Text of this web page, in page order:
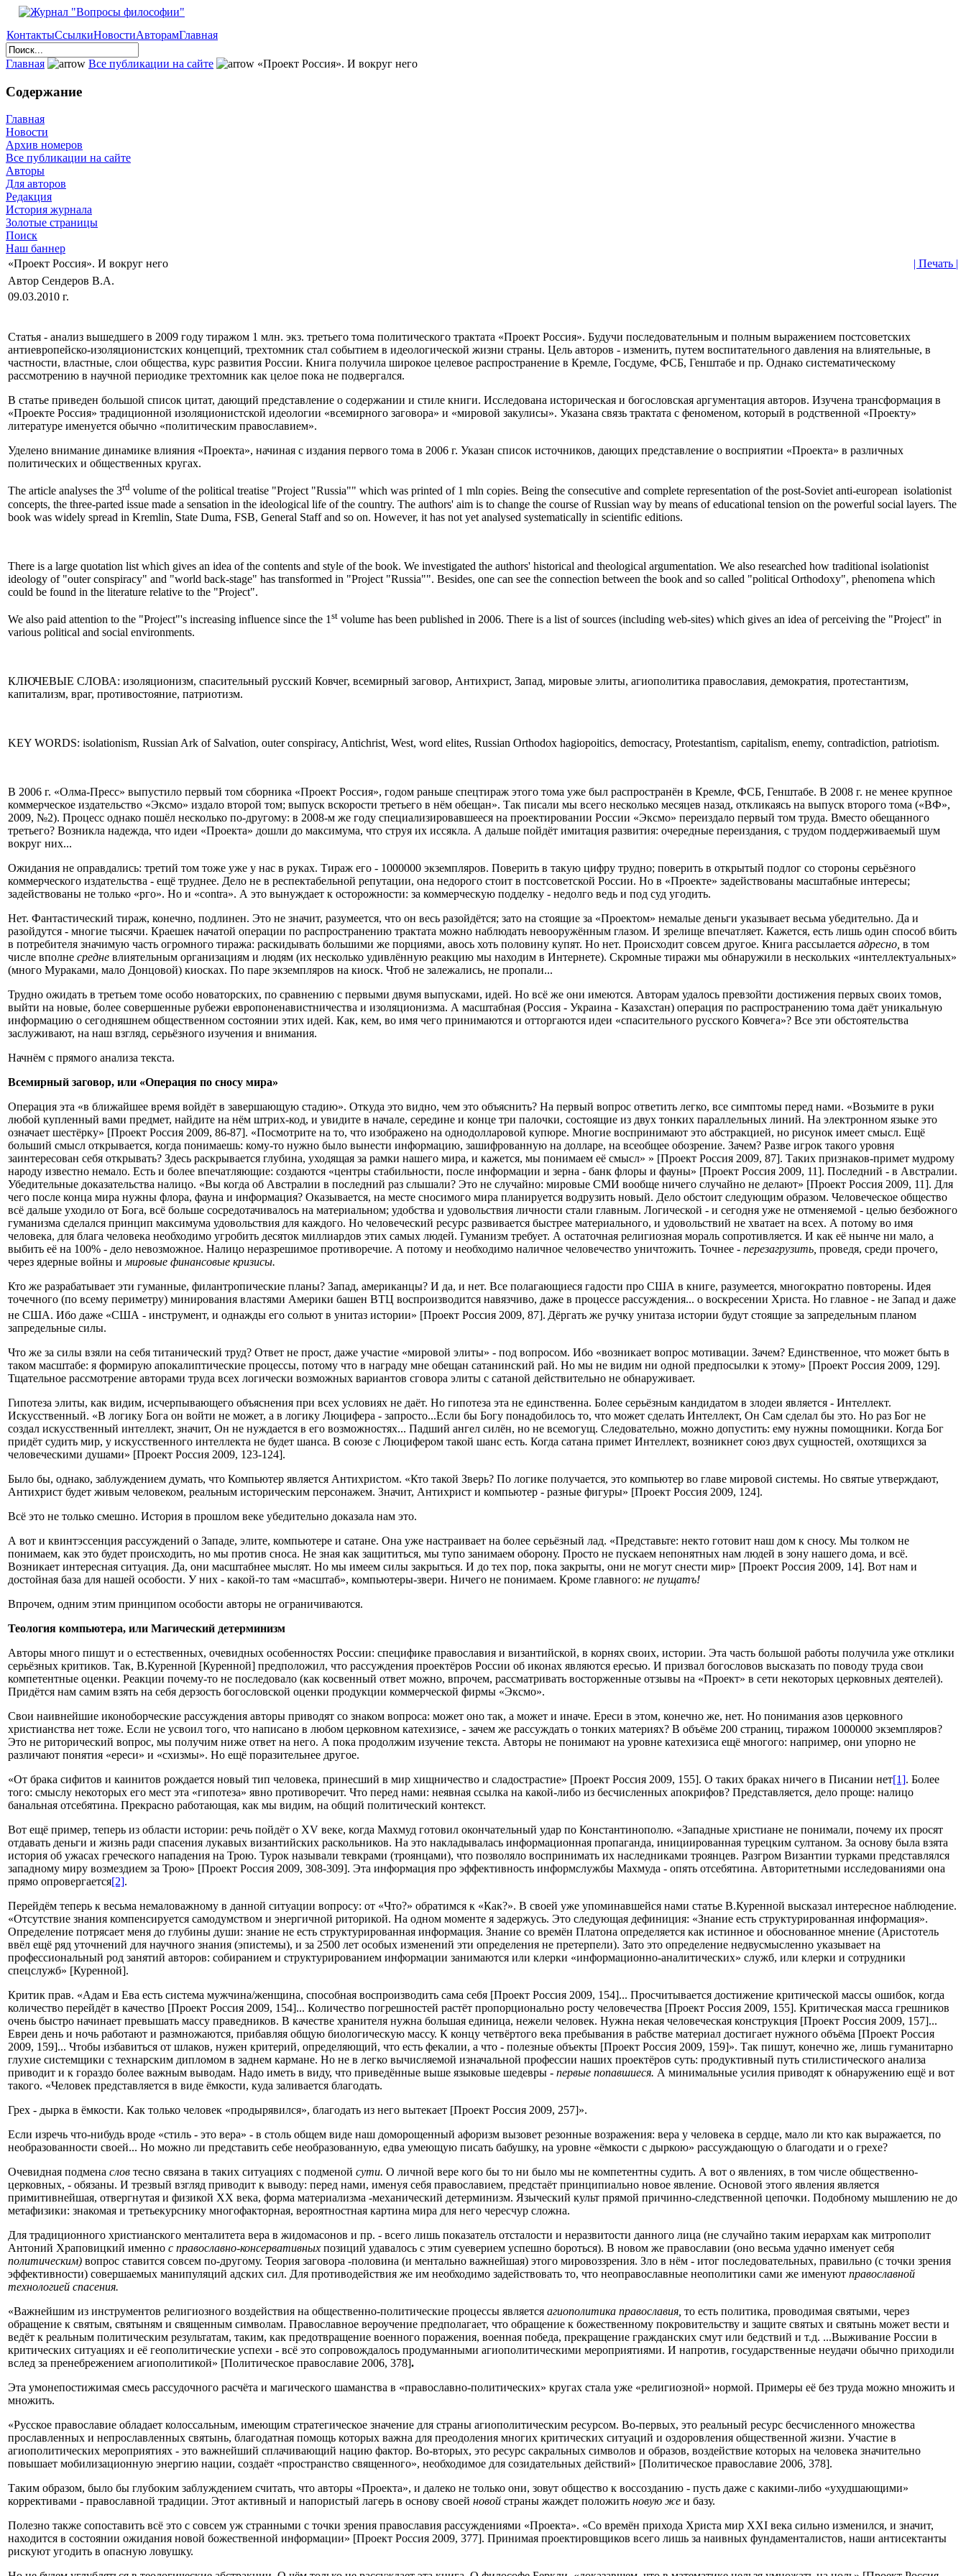
КонтактыСсылкиНовостиАвторамГлавная
Главная Все публикации на сайте «Проект Россия». И вокруг него
Содержание
Главная
Новости
Архив номеров
Все публикации на сайте
Авторы
Для авторов
Редакция
История журнала
Золотые страницы
Поиск
Наш баннер
«Проект Россия». И вокруг него
| Печать |
Автор Сендеров В.А.
09.03.2010 г.
Статья - анализ вышедшего в 2009 году тиражом 1 млн. экз. третьего тома политического трактата «Проект Россия». Будучи последовательным и полным выражением постсоветских
антиевропейско-изоляционистских концепций, трехтомник стал событием в идеологической жизни страны. Цель авторов - изменить, путем воспитательного давления на влиятельные, в
частности, властные, слои общества, курс развития России. Книга получила широкое целевое распространение в Кремле, Госдуме, ФСБ, Генштабе и пр. Однако систематическому
рассмотрению в научной периодике трехтомник как целое пока не подвергался.
В статье приведен большой список цитат, дающий представление о содержании и стиле книги. Исследована историческая и богословская аргументация авторов. Изучена трансформация в
«Проекте Россия» традиционной изоляционистской идеологии «всемирного заговора» и «мировой закулисы». Указана связь трактата с феноменом, который в родственной «Проекту»
литературе именуется обычно «политическим православием».
Уделено внимание динамике влияния «Проекта», начиная с издания первого тома в 2006 г. Указан список источников, дающих представление о восприятии «Проекта» в различных
политических и общественных кругах.
The article analyses the 3rd volume of the political treatise "Project "Russia"" which was printed of 1 mln copies. Being the consecutive and complete representation of the post-Soviet anti-european isolationist
concepts, the three-parted issue made a sensation in the ideological life of the country. The authors' aim is to change the course of Russian way by means of educational tension on the powerful social layers. The
book was widely spread in Kremlin, State Duma, FSB, General Staff and so on. However, it has not yet analysed systematically in scientific editions.
There is a large quotation list which gives an idea of the contents and style of the book. We investigated the authors' historical and theological argumentation. We also researched how traditional isolationist
ideology of "outer conspiracy" and "world back-stage" has transformed in "Project "Russia"". Besides, one can see the connection between the book and so called "political Orthodoxy", phenomena which
could be found in the literature relative to the "Project".
We also paid attention to the "Project"'s increasing influence since the 1 st volume has been published in 2006. There is a list of sources (including web-sites) which gives an idea of perceiving the "Project" in
various political and social environments.
КЛЮЧЕВЫЕ СЛОВА: изоляционизм, спасительный русский Ковчег, всемирный заговор, Антихрист, Запад, мировые элиты, агиополитика православия, демократия, протестантизм,
капитализм, враг, противостояние, патриотизм.
KEY WORDS: isolationism, Russian Ark of Salvation, outer conspiracy, Antichrist, West, word elites, Russian Orthodox hagiopoitics, democracy, Protestantism, capitalism, enemy, contradiction, patriotism.
В 2006 г. «Олма-Пресс» выпустило первый том сборника «Проект Россия», годом раньше спецтираж этого тома уже был распространён в Кремле, ФСБ, Генштабе. В 2008 г. не менее крупное
коммерческое издательство «Эксмо» издало второй том; выпуск вскорости третьего в нём обещан». Так писали мы всего несколько месяцев назад, откликаясь на выпуск второго тома («ВФ»,
2009, №2). Процесс однако пошёл несколько по-другому: в 2008-м же году специализировавшееся на проектировании России «Эксмо» переиздало первый том труда. Вместо обещанного
третьего? Возникла надежда, что идеи «Проекта» дошли до максимума, что струя их иссякла. А дальше пойдёт имитация развития: очередные переиздания, с трудом поддерживаемый шум
вокруг них...
Ожидания не оправдались: третий том тоже уже у нас в руках. Тираж его - 1000000 экземпляров. Поверить в такую цифру трудно; поверить в открытый подлог со стороны серьёзного
коммерческого издательства - ещё труднее. Дело не в респектабельной репутации, она недорого стоит в постсоветской России. Но в «Проекте» задействованы масштабные интересы;
задействованы не только «рго». Но и «contra». А это вынуждает к осторожности: за коммерческую подделку - недолго ведь и под суд угодить.
Нет. Фантастический тираж, конечно, подлинен. Это не значит, разумеется, что он весь разойдётся; зато на стоящие за «Проектом» немалые деньги указывает весьма убедительно. Да и
разойдутся - многие тысячи. Краешек начатой операции по распространению трактата можно наблюдать невооружённым глазом. И зрелище впечатляет. Кажется, есть лишь один способ вбить
в потребителя значимую часть огромного тиража: раскидывать большими же порциями, авось хоть половину купят. Но нет. Происходит совсем другое. Книга рассылается адресно, в том
числе вполне средне влиятельным организациям и людям (их несколько удивлённую реакцию мы находим в Интернете). Скромные тиражи мы обнаружили в нескольких «интеллектуальных»
(много Мураками, мало Донцовой) киосках. По паре экземпляров на киоск. Чтоб не залежались, не пропали...
Трудно ожидать в третьем томе особо новаторских, по сравнению с первыми двумя выпусками, идей. Но всё же они имеются. Авторам удалось превзойти достижения первых своих томов,
выйти на новые, более совершенные рубежи европоненавистничества и изоляционизма. А масштабная (Россия - Украина - Казахстан) операция по распространению тома даёт уникальную
информацию о сегодняшнем общественном состоянии этих идей. Как, кем, во имя чего принимаются и отторгаются идеи «спасительного русского Ковчега»? Все эти обстоятельства
заслуживают, на наш взгляд, серьёзного изучения и внимания.
Начнём с прямого анализа текста.
Всемирный заговор, или «Операция по сносу мира»
Операция эта «в ближайшее время войдёт в завершающую стадию». Откуда это видно, чем это объяснить? На первый вопрос ответить легко, все симптомы перед нами. «Возьмите в руки
любой купленный вами предмет, найдите на нём штрих-код, и увидите в начале, середине и конце три палочки, состоящие из двух тонких параллельных линий. На электронном языке это
означает шестёрку» [Проект Россия 2009, 86-87]. «Посмотрите на то, что изображено на однодолларовой купюре. Многие воспринимают это абстракцией, но рисунок имеет смысл. Ещё
больший смысл открывается, когда понимаешь: кому-то нужно было вынести информацию, зашифрованную на долларе, на всеобщее обозрение. Зачем? Разве игрок такого уровня
заинтересован себя открывать? Здесь раскрывается глубина, уходящая за рамки нашего мира, и кажется, мы понимаем её смысл» » [Проект Россия 2009, 87]. Таких признаков-примет мудрому
народу известно немало. Есть и более впечатляющие: создаются «центры стабильности, после информации и зерна - банк флоры и фауны» [Проект Россия 2009, 11]. Последний - в Австралии.
Убедительные доказательства налицо. «Вы когда об Австралии в последний раз слышали? Это не случайно: мировые СМИ вообще ничего случайно не делают» [Проект Россия 2009, 11]. Для
чего после конца мира нужны флора, фауна и информация? Оказывается, на месте сносимого мира планируется водрузить новый. Дело обстоит следующим образом. Человеческое общество
всё дальше уходило от Бога, всё больше сосредотачивалось на материальном; удобства и удовольствия личности стали главным. Логической - и сегодня уже не отменяемой - целью безбожного
гуманизма сделался принцип максимума удовольствия для каждого. Но человеческий ресурс развивается быстрее материального, и удовольствий не хватает на всех. А потому во имя
человека, для блага человека необходимо угробить десяток миллиардов этих самых людей. Гуманизм требует. А остаточная религиозная мораль сопротивляется. И как её нынче ни мало, а
выбить её на 100% - дело невозможное. Налицо неразрешимое противоречие. А потому и необходимо наличное человечество уничтожить. Точнее - перезагрузить, проведя, среди прочего,
через ядерные войны и мировые финансовые кризисы.
Кто же разрабатывает эти гуманные, филантропические планы? Запад, американцы? И да, и нет. Все полагающиеся гадости про США в книге, разумеется, многократно повторены. Идея
точечного (по всему периметру) минирования властями Америки башен ВТЦ воспроизводится навязчиво, даже в процессе рассуждения... о воскресении Христа. Но главное - не Запад и даже
не США. Ибо даже «США - инструмент, и однажды его сольют в унитаз истории» [Проект Россия 2009, 87]. Дёргать же ручку унитаза истории будут стоящие за запредельным планом
запредельные силы.
Что же за силы взяли на себя титанический труд? Ответ не прост, даже участие «мировой элиты» - под вопросом. Ибо «возникает вопрос мотивации. Зачем? Единственное, что может быть в
таком масштабе: я формирую апокалиптические процессы, потому что в награду мне обещан сатанинский рай. Но мы не видим ни одной предпосылки к этому» [Проект Россия 2009, 129].
Тщательное рассмотрение авторами труда всех логически возможных вариантов сговора элиты с сатаной действительно не обнаруживает.
Гипотеза элиты, как видим, исчерпывающего объяснения при всех условиях не даёт. Но гипотеза эта не единственна. Более серьёзным кандидатом в злодеи является - Интеллект.
Искусственный. «В логику Бога он войти не может, а в логику Люцифера - запросто...Если бы Богу понадобилось то, что может сделать Интеллект, Он Сам сделал бы это. Но раз Бог не
создал искусственный интеллект, значит, Он не нуждается в его возможностях... Падший ангел силён, но не всемогущ. Следовательно, можно допустить: ему нужны помощники. Когда Бог
придёт судить мир, у искусственного интеллекта не будет шанса. В союзе с Люцифером такой шанс есть. Когда сатана примет Интеллект, возникнет союз двух сущностей, охотящихся за
человеческими душами» [Проект Россия 2009, 123-124].
Было бы, однако, заблуждением думать, что Компьютер является Антихристом. «Кто такой Зверь? По логике получается, это компьютер во главе мировой системы. Но святые утверждают,
Антихрист будет живым человеком, реальным историческим персонажем. Значит, Антихрист и компьютер - разные фигуры» [Проект Россия 2009, 124].
Всё это не только смешно. История в прошлом веке убедительно доказала нам это.
А вот и квинтэссенция рассуждений о Западе, элите, компьютере и сатане. Она уже настраивает на более серьёзный лад. «Представьте: некто готовит наш дом к сносу. Мы толком не
понимаем, как это будет происходить, но мы против сноса. Не зная как защититься, мы тупо занимаем оборону. Просто не пускаем непонятных нам людей в зону нашего дома, и всё.
Возникает интересная ситуация. Да, они масштабнее мыслят. Но мы имеем силы закрыться. И до тех пор, пока закрыты, они не могут снести мир» [Проект Россия 2009, 14]. Вот нам и
достойная база для нашей особости. У них - какой-то там «масштаб», компьютеры-звери. Ничего не понимаем. Кроме главного: не пущатъ!
Впрочем, одним этим принципом особости авторы не ограничиваются.
Теология компьютера, или Магический детерминизм
Авторы много пишут и о естественных, очевидных особенностях России: специфике православия и византийской, в корнях своих, истории. Эта часть большой работы получила уже отклики
серьёзных критиков. Так, В.Куренной [Куренной] предположил, что рассуждения проектёров России об иконах являются ересью. И призвал богословов высказать по поводу труда свои
компетентные оценки. Реакции почему-то не последовало (как косвенный ответ можно, впрочем, рассматривать восторженные отзывы на «Проект» в сети некоторых церковных деятелей).
Придётся нам самим взять на себя дерзость богословской оценки продукции коммерческой фирмы «Эксмо».
Свои наивнейшие иконоборческие рассуждения авторы приводят со знаком вопроса: может оно так, а может и иначе. Ереси в этом, конечно же, нет. Но понимания азов церковного
христианства нет тоже. Если не усвоил того, что написано в любом церковном катехизисе, - зачем же рассуждать о тонких материях? В объёме 200 страниц, тиражом 1000000 экземпляров?
Это не риторический вопрос, мы получим ниже ответ на него. А пока продолжим изучение текста. Авторы не понимают на уровне катехизиса ещё многого: например, они упорно не
различают понятия «ереси» и «схизмы». Но ещё поразительнее другое.
«От брака сифитов и каинитов рождается новый тип человека, принесший в мир хищничество и сладострастие» [Проект Россия 2009, 155]. О таких браках ничего в Писании нет[1]. Более
того: смыслу некоторых его мест эта «гипотеза» явно противоречит. Что перед нами: неявная ссылка на какой-либо из бесчисленных апокрифов? Представляется, дело проще: налицо
банальная отсебятина. Прекрасно работающая, как мы видим, на общий политический контекст.
Вот ещё пример, теперь из области истории: речь пойдёт о XV веке, когда Махмуд готовил окончательный удар по Константинополю. «Западные христиане не понимали, почему их просят
отдавать деньги и жизнь ради спасения лукавых византийских раскольников. На это накладывалась информационная пропаганда, инициированная турецким султаном. За основу была взята
история об ужасах греческого нападения на Трою. Турок называли тевкрами (троянцами), что позволяло воспринимать их наследниками троянцев. Разгром Византии турками представлялся
западному миру возмездием за Трою» [Проект Россия 2009, 308-309]. Эта информация про эффективность информслужбы Махмуда - опять отсебятина. Авторитетными исследованиями она
прямо опровергается[2].
Перейдём теперь к весьма немаловажному в данной ситуации вопросу: от «Что?» обратимся к «Как?». В своей уже упоминавшейся нами статье В.Куренной высказал интересное наблюдение.
«Отсутствие знания компенсируется самодумством и энергичной риторикой. На одном моменте я задержусь. Это следующая дефиниция: «Знание есть структурированная информация».
Определение потрясает меня до глубины души: знание не есть структурированная информация. Знание со времён Платона определяется как истинное и обоснованное мнение (Аристотель
ввёл ещё ряд уточнений для научного знания (эпистемы), и за 2500 лет особых изменений эти определения не претерпели). Зато это определение недвусмысленно указывает на
профессиональный род занятий авторов: собиранием и структурированием информации занимаются или клерки «информационно-аналитических» служб, или клерки и сотрудники
спецслужб» [Куренной].
Критик прав. «Адам и Ева есть система мужчина/женщина, способная воспроизводить сама себя [Проект Россия 2009, 154]... Просчитывается достижение критической массы ошибок, когда
количество перейдёт в качество [Проект Россия 2009, 154]... Количество погрешностей растёт пропорционально росту человечества [Проект Россия 2009, 155]. Критическая масса грешников
очень быстро начинает превышать массу праведников. В качестве хранителя нужна большая единица, нежели человек. Нужна некая человеческая конструкция [Проект Россия 2009, 157]...
Евреи день и ночь работают и размножаются, прибавляя общую биологическую массу. К концу четвёртого века пребывания в рабстве материал достигает нужного объёма [Проект Россия
2009, 159]... Чтобы избавиться от шлаков, нужен критерий, определяющий, что есть фекалии, а что - полезные объекты [Проект Россия 2009, 159]». Так пишут, конечно же, лишь гуманитарно
глухие системщики с технарским дипломом в заднем кармане. Но не в легко вычисляемой изначальной профессии наших проектёров суть: продуктивный путь стилистического анализа
приводит и к гораздо более важным выводам. Надо иметь в виду, что приведённые выше языковые шедевры - первые попавшиеся. А минимальные усилия приводят к обнаружению ещё и вот
такого. «Человек представляется в виде ёмкости, куда заливается благодать.
Грех - дырка в ёмкости. Как только человек «продырявился», благодать из него вытекает [Проект Россия 2009, 257]».
Если изречь что-нибудь вроде «стиль - это вера» - в столь общем виде наш доморощенный афоризм вызовет резонные возражения: вера у человека в сердце, мало ли кто как выражается, по
необразованности своей... Но можно ли представить себе необразованную, едва умеющую писать бабушку, на уровне «ёмкости с дыркою» рассуждающую о благодати и о грехе?
Очевидная подмена слов тесно связана в таких ситуациях с подменой сути. О личной вере кого бы то ни было мы не компетентны судить. А вот о явлениях, в том числе общественно-
церковных, - обязаны. И трезвый взгляд приводит к выводу: перед нами, именуя себя православием, предстаёт принципиально новое явление. Основой этого явления является
примитивнейшая, отвергнутая и физикой XX века, форма материализма -механический детерминизм. Языческий культ прямой причинно-следственной цепочки. Подобному мышлению не до
метафизики: знакомая и третьекурснику многофакторная, вероятностная картина мира для него чересчур сложна.
Для традиционного христианского менталитета вера в жидомасонов и пр. - всего лишь показатель отсталости и неразвитости данного лица (не случайно таким иерархам как митрополит
Антоний Храповицкий именно с православно-консервативных позиций удавалось с этим суеверием успешно бороться). В новом же православии (оно весьма удачно именует себя
политическим) вопрос ставится совсем по-другому. Теория заговора -половина (и ментально важнейшая) этого мировоззрения. Зло в нём - итог последовательных, правильно (с точки зрения
эффективности) совершаемых манипуляций адских сил. Для противодействия же им необходимо задействовать то, что неоправославные неополитики сами же именуют православной
технологией спасения.
«Важнейшим из инструментов религиозного воздействия на общественно-политические процессы является агиополитика православия, то есть политика, проводимая святыми, через
обращение к святым, святыням и священным символам. Православное вероучение предполагает, что обращение к божественному покровительству и защите святых и святынь может вести и
ведёт к реальным политическим результатам, таким, как предотвращение военного поражения, военная победа, прекращение гражданских смут или бедствий и т.д. ...Выживание России в
критических ситуациях и её геополитические успехи - всё это сопровождалось продуманными агиополитическими мероприятиями. И напротив, государственные неудачи обычно приходили
вслед за пренебрежением агиополитикой» [Политическое православие 2006, 378].
Эта умонепостижимая смесь рассудочного расчёта и магического шаманства в «православно-политических» кругах стала уже «религиозной» нормой. Примеры её без труда можно множить и
множить.
«Русское православие обладает колоссальным, имеющим стратегическое значение для страны агиополитическим ресурсом. Во-первых, это реальный ресурс бесчисленного множества
прославленных и непрославленных святынь, благодатная помощь которых важна для преодоления многих критических ситуаций и оздоровления общественной жизни. Участие в
агиополитических мероприятиях - это важнейший сплачивающий нацию фактор. Во-вторых, это ресурс сакральных символов и образов, воздействие которых на человека значительно
повышает мобилизационную энергию нации, создаёт «пространство священного», необходимое для созидательных действий» [Политическое православие 2006, 378].
Таким образом, было бы глубоким заблуждением считать, что авторы «Проекта», и далеко не только они, зовут общество к воссозданию - пусть даже с какими-либо «ухудшающими»
коррективами - православной традиции. Этот активный и напористый лагерь в основу своей новой страны жаждет положить новую же и базу.
Полезно также сопоставить всё это с совсем уж странными с точки зрения православия рассуждениями «Проекта». «Со времён прихода Христа мир XXI века сильно изменился, и значит,
находится в состоянии ожидания новой божественной информации» [Проект Россия 2009, 377]. Принимая проектировщиков всего лишь за наивных фундаменталистов, наши антисектанты
рискуют угодить в опасную ловушку.